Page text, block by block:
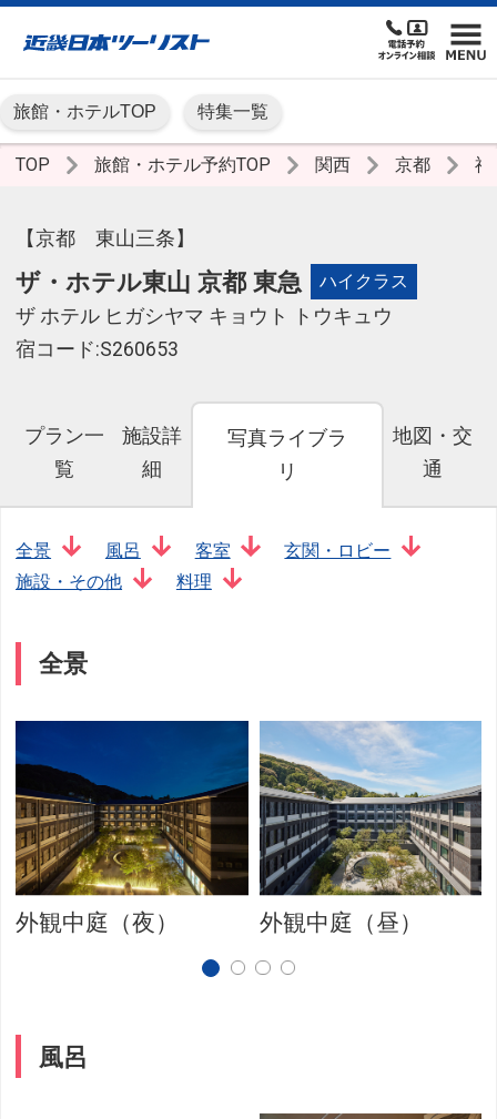
旅館・ホテルTOP 特集一覧
TOP 旅館・ホテル予約TOP 関西 京都
【京都 東山三条】
ザ・ホテル東山 京都 東急 ハイクラス
ザ ホテル ヒガシヤマ キョウト トウキュウ
宿コード:S260653
プラン一
覧
施設詳
細
写真ライブラ
リ
地図・交
通
全景 風呂 客室
玄関・ロビー
施設・その他
料理
全景
外観中庭（夜） 外観中庭（昼）
風呂